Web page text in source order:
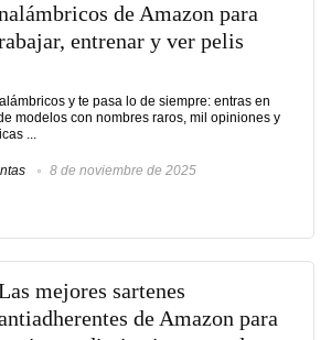
de Amazon para
entrenar y ver pelis
y te pasa lo de siempre: entras en
modelos con nombres raros, mil opiniones y
...
8 de noviembre de 2025
mejores sartenes
de Amazon para